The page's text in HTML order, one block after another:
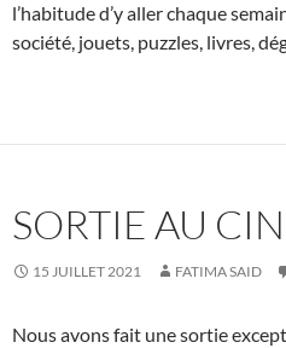
l’habitude d’y aller chaque
société, jouets, puzzles, livres,
SORTIE AU
15 JUILLET 2021 FATIMA SAID
Nous avons fait une sortie